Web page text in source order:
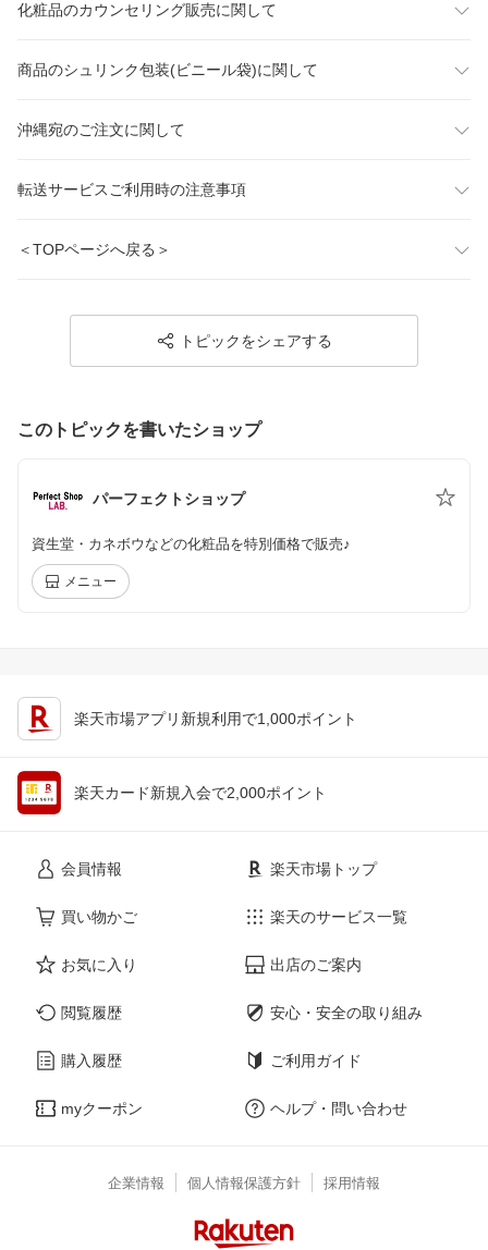
化粧品のカウンセリング販売に関して
商品のシュリンク包装(ビニール袋)に関して
沖縄宛のご注文に関して
転送サービスご利用時の注意事項
＜TOPページへ戻る＞
トピックをシェアする
このトピックを書いたショップ
パーフェクトショップ
資生堂・カネボウなどの化粧品を特別価格で販売♪
メニュー
楽天市場アプリ新規利用で1,000ポイント
楽天カード新規入会で2,000ポイント
会員情報
買い物かご
お気に入り
閲覧履歴
購入履歴
myクーポン
楽天市場トップ
楽天のサービス一覧
出店のご案内
安心・安全の取り組み
ご利用ガイド
ヘルプ・問い合わせ
企業情報 個人情報保護方針 採用情報